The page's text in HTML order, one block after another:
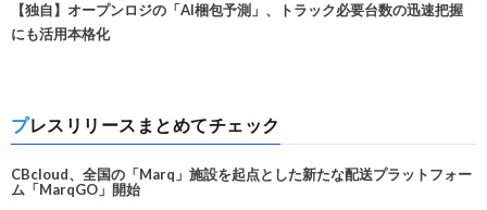
【独自】オープンロジの「AI梱包予測」、トラック必要台数の迅速把握
にも活用本格化
プレスリリースまとめてチェック
CBcloud、全国の「Marq」施設を起点とした新たな配送プラットフォー
ム「MarqGO」開始